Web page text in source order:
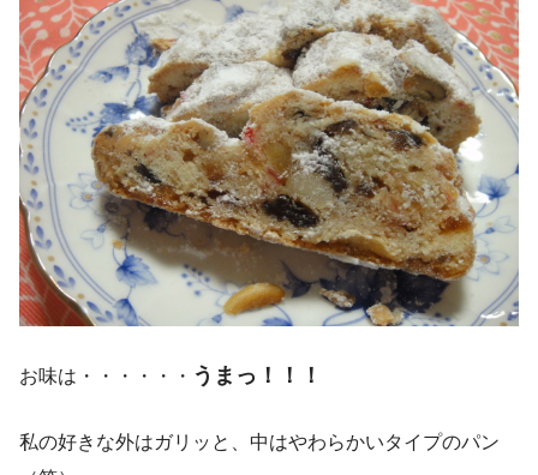
お味は・・・・・・ うまっ！！！
私の好きな外はガリッと、中はやわらかいタイプのパン